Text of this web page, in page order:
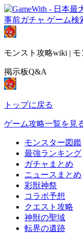
事前ガチャ ゲーム検
モンスト攻略wiki |
掲示板Q&A
トップに戻る
ゲーム攻略一覧を見
モンスター図鑑
最強ランキング
ガチャまとめ
ニュースまとめ
彩獣神祭
コラボ予想
クエスト攻略
神獣の聖域
転界の遺跡